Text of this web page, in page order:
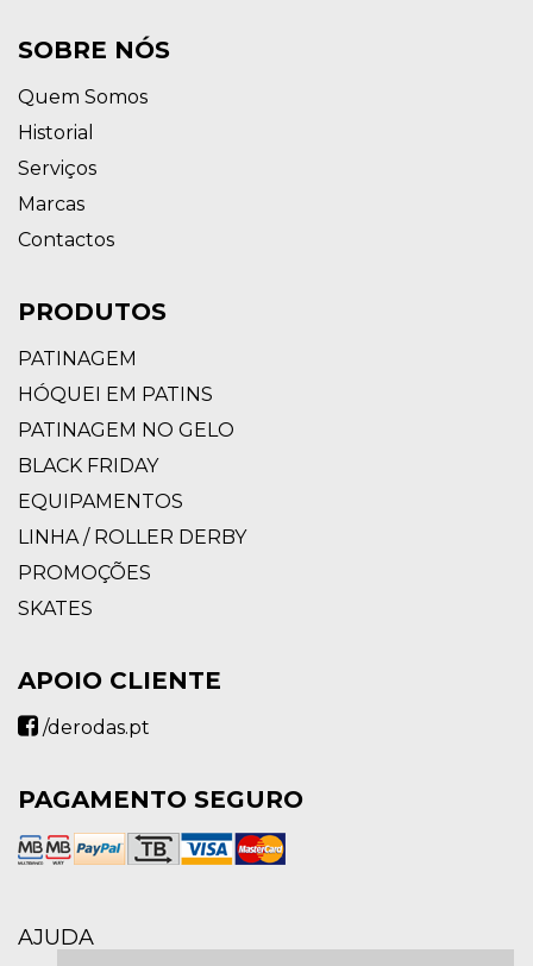
SOBRE NÓS
Quem Somos
Historial
Serviços
Marcas
Contactos
PRODUTOS
PATINAGEM
HÓQUEI EM PATINS
PATINAGEM NO GELO
BLACK FRIDAY
EQUIPAMENTOS
LINHA / ROLLER DERBY
PROMOÇÕES
SKATES
APOIO CLIENTE
/derodas.pt
PAGAMENTO SEGURO
AJUDA